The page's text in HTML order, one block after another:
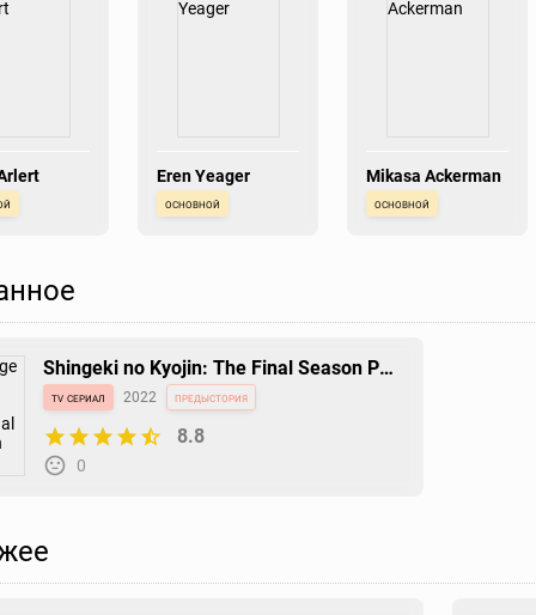
Eren Yeager
основной
Mikasa Ackerman
основной
Shingeki no Kyojin: The Final Season Part
2tv сериал 2022 предыстория
8.8
0